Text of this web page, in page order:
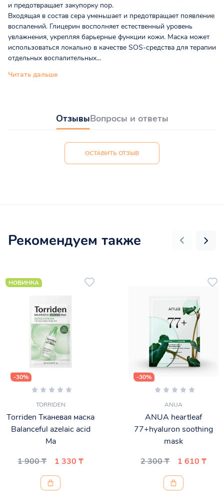
и предотвращает закупорку пор.
Входящая в состав сера уменьшает и предотвращает появление
воспалений. Глицерин восполняет естественный уровень
увлажнения, укрепляя барьерные функции кожи. Маска может
использоваться локально в качестве SOS-средства для терапии
отдельных воспалительных...
Читать дальше
ОтзывыВопросы и ответы
ОСТАВИТЬ ОТЗЫВ
Рекомендуем также
НОВИНКА
-30%
TORRIDEN
Torriden Тканевая маска
Balanceful azelaic acid
Ma
1 900 ₸
1 330 ₸
-30%
ANUA
ANUA heartleaf
77+hyaluron soothing
mask
2 300 ₸
1 610 ₸